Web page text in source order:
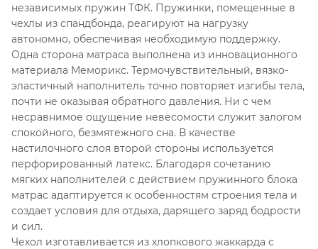
независимых пружин ТФК. Пружинки, помещенные в
чехлы из спандбонда, реагируют на нагрузку
автономно, обеспечивая необходимую поддержку.
Одна сторона матраса выполнена из инновационного
материала Меморикс. Термочувствительный, вязко-
эластичный наполнитель точно повторяет изгибы тела,
почти не оказывая обратного давления. Ни с чем
несравнимое ощущение невесомости служит залогом
спокойного, безмятежного сна. В качестве
настилочного слоя второй стороны используется
перфорированный латекс. Благодаря сочетанию
мягких наполнителей с действием пружинного блока
матрас адаптируется к особенностям строения тела и
создает условия для отдыха, дарящего заряд бодрости
и сил.
Чехол изготавливается из хлопкового жаккарда с